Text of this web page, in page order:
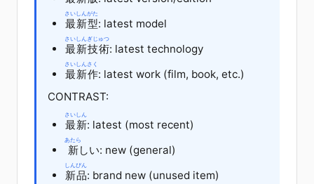
最新
さいしん
型
がた
: latest model
最新
さいしん
技術
ぎじゅつ
: latest technology
最新
さいしん
作
さく
: latest work (film, book, etc.)
CONTRAST:
最新
さいしん
: latest (most recent)
新
あたら
しい: new (general)
新品
しんぴん
: brand new (unused item)